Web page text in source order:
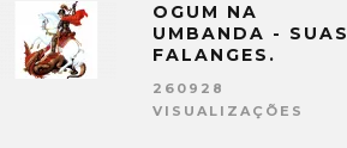
OGUM NA
UMBANDA - SUAS
FALANGES.
260928
VISUALIZAÇÕES